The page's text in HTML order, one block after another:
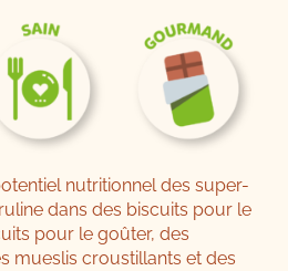
nutritionnel des super-
dans des biscuits pour le
pour le goûter, des
mueslis croustillants et des